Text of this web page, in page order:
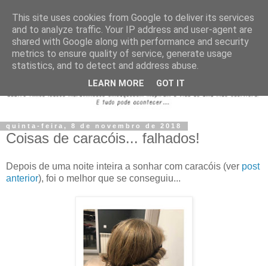
quinta-feira, 8 de novembro de 2018
Coisas de caracóis... falhados!
Depois de uma noite inteira a sonhar com caracóis (ver post
anterior), foi o melhor que se conseguiu...
This site uses cookies from Google to deliver its services
and to analyze traffic. Your IP address and user-agent are
shared with Google along with performance and security
metrics to ensure quality of service, generate usage
statistics, and to detect and address abuse.
LEARN MORE GOT IT